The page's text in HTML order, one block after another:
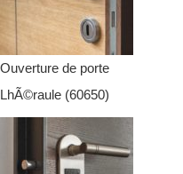
Ouverture de porte
LhÃ©raule (60650)